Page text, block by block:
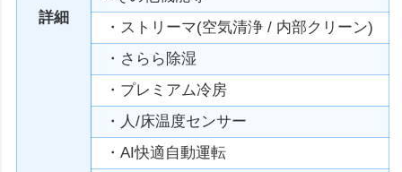
詳細
・ストリーマ(空気清浄 / 内部クリーン)
・さらら除湿
・プレミアム冷房
・人/床温度センサー
・AI快適自動運転